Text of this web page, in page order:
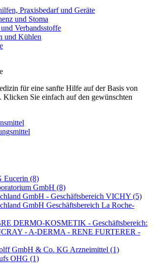
Praxisbedarf und Geräte
und Stoma
Verbandsstoffe
und Kühlen
für eine sanfte Hilfe auf der Basis von
Klicken Sie einfach auf den gewünschten
Eucerin (8)
GmbH (8)
GmbH - Geschäftsbereich VICHY (5)
GmbH Geschäftsbereich La Roche-
DERMO-KOSMETIK - Geschäftsbereich:
- A-DERMA - RENE FURTERER -
GmbH & Co. KG Arzneimittel (1)
OHG (1)